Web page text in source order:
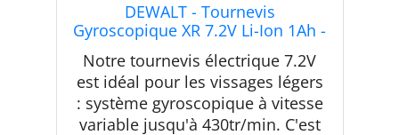
DEWALT - Tournevis
Gyroscopique XR 7.2V Li-Ion 1Ah -
DCF680G2-QW - Tournevis
Électrique sans Fil avec Coffret, 2
Éclairages LED, 2 Batteries /
Chargeur - Vitesse 0-430tr/min -
Mandrin ¼”
Notre tournevis électrique 7.2V
est idéal pour les vissages légers
: système gyroscopique à vitesse
variable jusqu'à 430tr/min. C'est